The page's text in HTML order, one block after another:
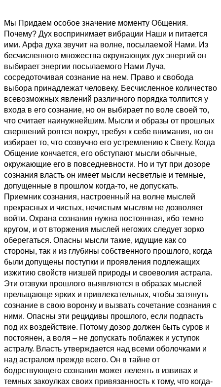
Мы Придаем особое значение моменту Общения.
Почему? Дух воспринимает вибрации Наши и питается
ими. Арфа духа звучит на волне, посылаемой Нами. Из
бесчисленного множества окружающих дух энергий он
выбирает энергии посылаемого Нами Луча,
сосредоточивая сознание на нем. Право и свобода
выбора принадлежат человеку. Бесчисленное количество
всевозможных явлений различного порядка толпится у
входа в его сознание, но он выбирает по воле своей то,
что считает наинужнейшим. Мысли и образы от прошлых
свершений роятся вокруг, требуя к себе внимания, но он
избирает то, что созвучно его устремлению к Свету. Когда
Общение кончается, его обступают мысли обычные,
окружающие его в повседневности. Но и тут при дозоре
сознания власть он имеет мысли несветлые и темные,
допущенные в прошлом когда-то, не допускать.
Приемник сознания, настроенный на волне мыслей
прекрасных и чистых, нечистым мыслям не дозволяет
войти. Охрана сознания нужна постоянная, ибо темно
кругом, и от вторжения мыслей негожих следует зорко
оберегаться. Опасны мысли такие, идущие как со
стороны, так и из глубины собственного прошлого, когда
были допущены поступки и проявления подлежащих
изжитию свойств низшей природы и своеволия астрала.
Эти отзвуки прошлого выявляются в образах мыслей
прельщающе ярких и привлекательных, чтобы затянуть
сознание в свою воронку и вызвать сочетание сознания с
ними. Опасны эти рецидивы прошлого, если подпасть
под их воздействие. Потому дозор должен быть суров и
постоянен, а воля – не допускать поблажек и уступок
астралу. Власть утверждается над всеми оболочками и
над астралом прежде всего. Он в тайне от
бодрствующего сознания может лелеять в извивах и
темных закоулках своих привязанность к тому, что когда-